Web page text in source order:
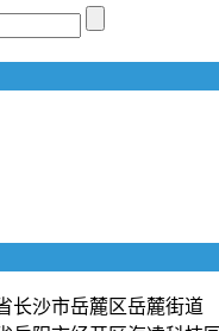
长沙市岳麓区岳麓街道